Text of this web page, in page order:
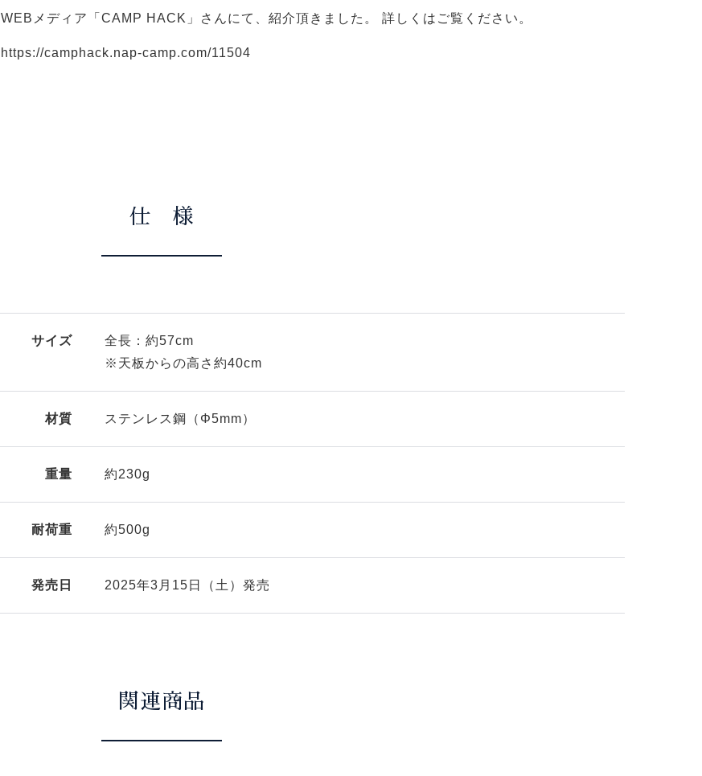
WEBメディア「CAMP HACK」さんにて、紹介頂きました。 詳しくはご覧ください。
https://camphack.nap-camp.com/11504
仕 様
サイズ
全長：約57cm
※天板からの高さ約40cm
材質 ステンレス鋼（Φ5mm）
重量 約230g
耐荷重 約500g
発売日 2025年3月15日（土）発売
関連商品